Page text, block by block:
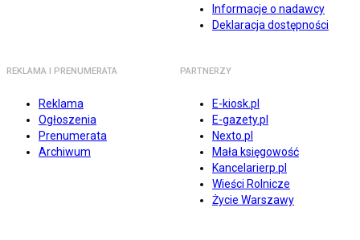
Informacje o nadawcy
Deklaracja dostępności
REKLAMA I PRENUMERATA
Reklama
Ogłoszenia
Prenumerata
Archiwum
PARTNERZY
E-kiosk.pl
E-gazety.pl
Nexto.pl
Mała księgowość
Kancelarierp.pl
Wieści Rolnicze
Życie Warszawy